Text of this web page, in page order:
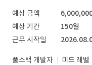
예상 금액
예상 기간
150일
근무 시작일
풀스택 개발자 미드 레벨